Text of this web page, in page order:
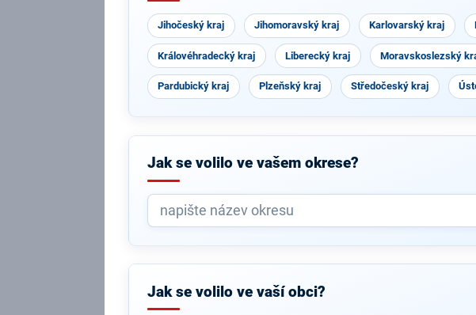
Jihočeský kraj Jihomoravský kraj Karlovarský kraj
Královéhradecký kraj Liberecký kraj Moravskoslezský
Pardubický kraj Plzeňský kraj Středočeský kraj
Jak se volilo ve vašem okrese?
Jak se volilo ve vaší obci?